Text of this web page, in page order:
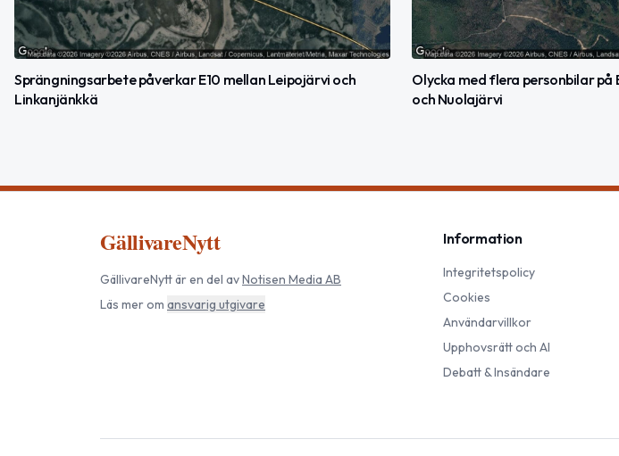
Sprängningsarbete påverkar E10 mellan Leipojärvi och
Linkanjänkkä
Olycka med flera personbilar på
och Nuolajärvi
GällivareNytt
GällivareNyttär en del avNotisen Media AB
Läs mer om ansvarig utgivare
Information
Integritetspolicy
Cookies
Användarvillkor
Upphovsrätt och AI
Debatt & Insändare